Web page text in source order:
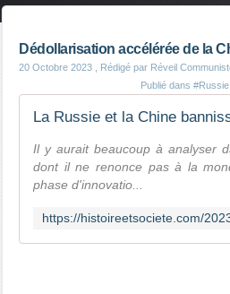
Dédollarisation accélérée de la
20 Octobre 2023 , Rédigé par Réveil
Publié dans #Russie
Il y aurait beaucoup à analyser
dont il ne renonce pas à la
phase d'innovatio...